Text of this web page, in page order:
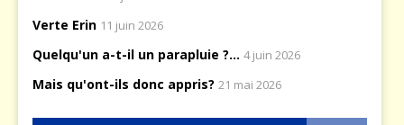
Verte Erin 11 juin 2026
Quelqu'un a-t-il un parapluie ?... 4 juin 2026
Mais qu'ont-ils donc appris? 21 mai 2026